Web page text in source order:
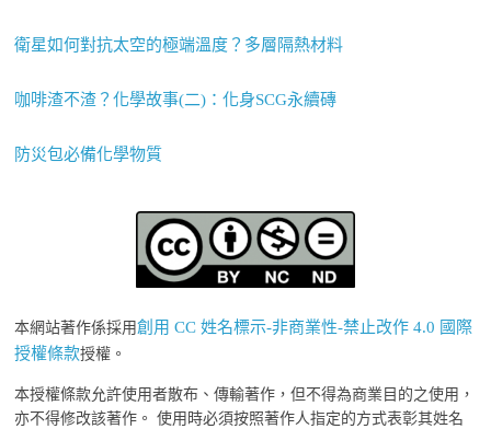
衛星如何對抗太空的極端溫度？多層隔熱材料
咖啡渣不渣？化學故事(二)：化身SCG永續磚
防災包必備化學物質
本網站著作係採用創用 CC 姓名標示-非商業性-禁止改作 4.0 國際
授權條款授權。
本授權條款允許使用者散布、傳輸著作，但不得為商業目的之使用，
亦不得修改該著作。 使用時必須按照著作人指定的方式表彰其姓名